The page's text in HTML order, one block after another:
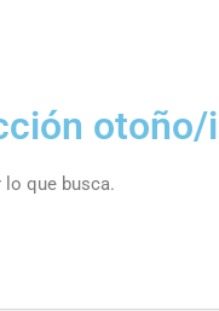
lo que busca.